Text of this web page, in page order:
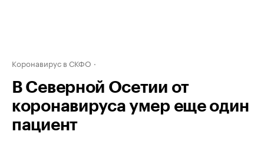
Коронавирус в СКФО
В Северной Осетии от
коронавируса умер еще один
пациент